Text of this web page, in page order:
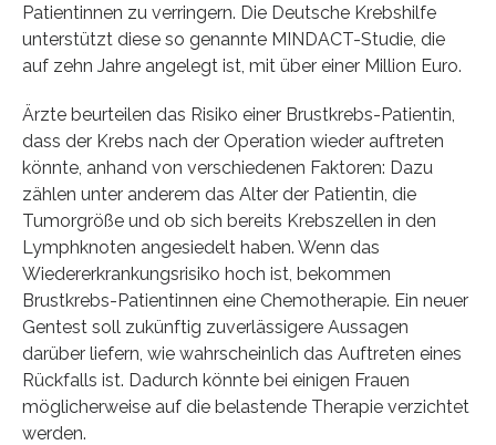
Patientinnen zu verringern. Die Deutsche Krebshilfe
unterstützt diese so genannte MINDACT-Studie, die
auf zehn Jahre angelegt ist, mit über einer Million Euro.
Ärzte beurteilen das Risiko einer Brustkrebs-Patientin,
dass der Krebs nach der Operation wieder auftreten
könnte, anhand von verschiedenen Faktoren: Dazu
zählen unter anderem das Alter der Patientin, die
Tumorgröße und ob sich bereits Krebszellen in den
Lymphknoten angesiedelt haben. Wenn das
Wiedererkrankungsrisiko hoch ist, bekommen
Brustkrebs-Patientinnen eine Chemotherapie. Ein neuer
Gentest soll zukünftig zuverlässigere Aussagen
darüber liefern, wie wahrscheinlich das Auftreten eines
Rückfalls ist. Dadurch könnte bei einigen Frauen
möglicherweise auf die belastende Therapie verzichtet
werden.